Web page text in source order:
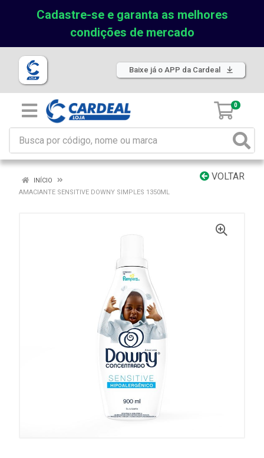
Cadastre-se e garanta as melhores
condições de mercado
Baixe já o APP da Cardeal
0
VOLTAR
INÍCIO
AMACIANTE SENSITIVE DOWNY SIMPLES 1350ML